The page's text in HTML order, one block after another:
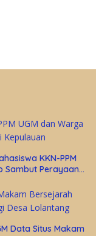
KKN-PPM
Sambut Perayaan
Data Situs Makam